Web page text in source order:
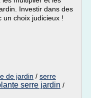
Investir dans des
un choix judicieux !
de jardin / serre
serre jardin /